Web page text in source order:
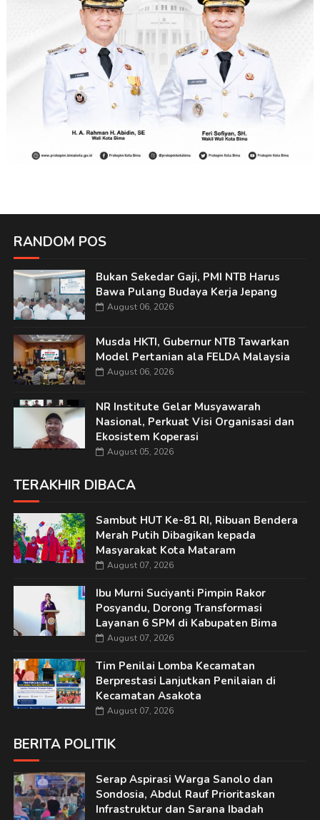
RANDOM POS
Bukan Sekedar Gaji, PMI NTB Harus
Bawa Pulang Budaya Kerja Jepang
August 06, 2026
Musda HKTI, Gubernur NTB Tawarkan
Model Pertanian ala FELDA Malaysia
August 06, 2026
NR Institute Gelar Musyawarah
Nasional, Perkuat Visi Organisasi dan
Ekosistem Koperasi
August 05, 2026
TERAKHIR DIBACA
Sambut HUT Ke-81 RI, Ribuan Bendera
Merah Putih Dibagikan kepada
Masyarakat Kota Mataram
August 07, 2026
Ibu Murni Suciyanti Pimpin Rakor
Posyandu, Dorong Transformasi
Layanan 6 SPM di Kabupaten Bima
August 07, 2026
Tim Penilai Lomba Kecamatan
Berprestasi Lanjutkan Penilaian di
Kecamatan Asakota
August 07, 2026
BERITA POLITIK
Serap Aspirasi Warga Sanolo dan
Sondosia, Abdul Rauf Prioritaskan
Infrastruktur dan Sarana Ibadah